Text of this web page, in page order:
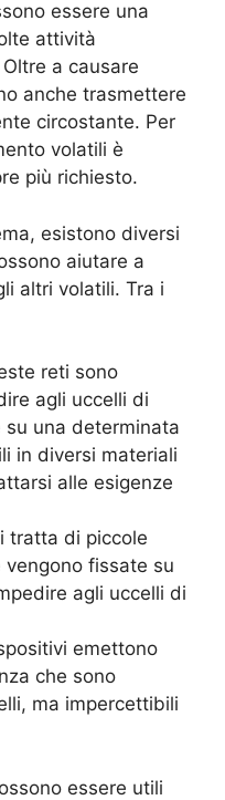
essere una
attività
a causare
anche trasmettere
circostante. Per
volatili è
più richiesto.
esistono diversi
aiutare a
altri volatili. Tra i
reti sono
agli uccelli di
una determinata
in diversi materiali
alle esigenze
tratta di piccole
fissate su
agli uccelli di
emettono
che sono
ma impercettibili
essere utili